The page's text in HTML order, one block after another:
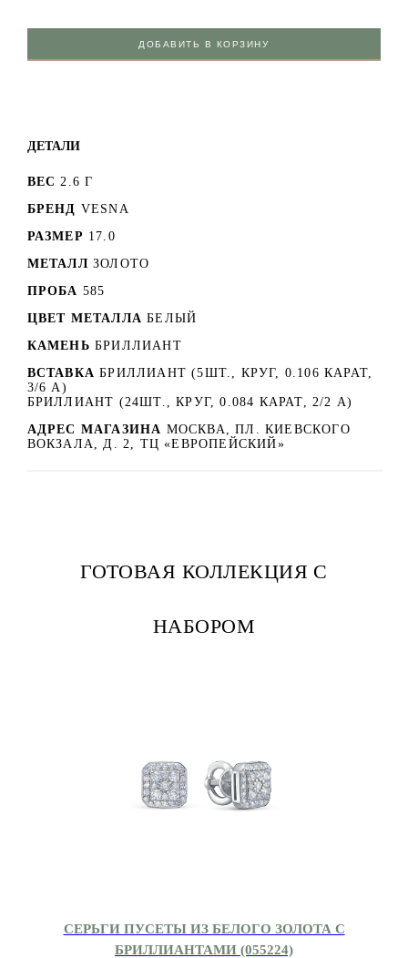
ДОБАВИТЬ В КОРЗИНУ
ДЕТАЛИ
ВЕС 2.6 Г
БРЕНД VESNA
РАЗМЕР 17.0
МЕТАЛЛ ЗОЛОТО
ПРОБА 585
ЦВЕТ МЕТАЛЛА БЕЛЫЙ
КАМЕНЬ БРИЛЛИАНТ
ВСТАВКА БРИЛЛИАНТ (5ШТ., КРУГ, 0.106 КАРАТ,
3/6 А)
БРИЛЛИАНТ (24ШТ., КРУГ, 0.084 КАРАТ, 2/2 А)
АДРЕС МАГАЗИНА МОСКВА, ПЛ. КИЕВСКОГО
ВОКЗАЛА, Д. 2, ТЦ «ЕВРОПЕЙСКИЙ»
ГОТОВАЯ КОЛЛЕКЦИЯ С
НАБОРОМ
СЕРЬГИ ПУСЕТЫ ИЗ БЕЛОГО ЗОЛОТА С
БРИЛЛИАНТАМИ (055224)